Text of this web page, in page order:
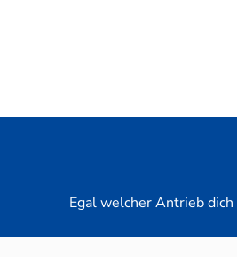
Egal welcher Antrieb